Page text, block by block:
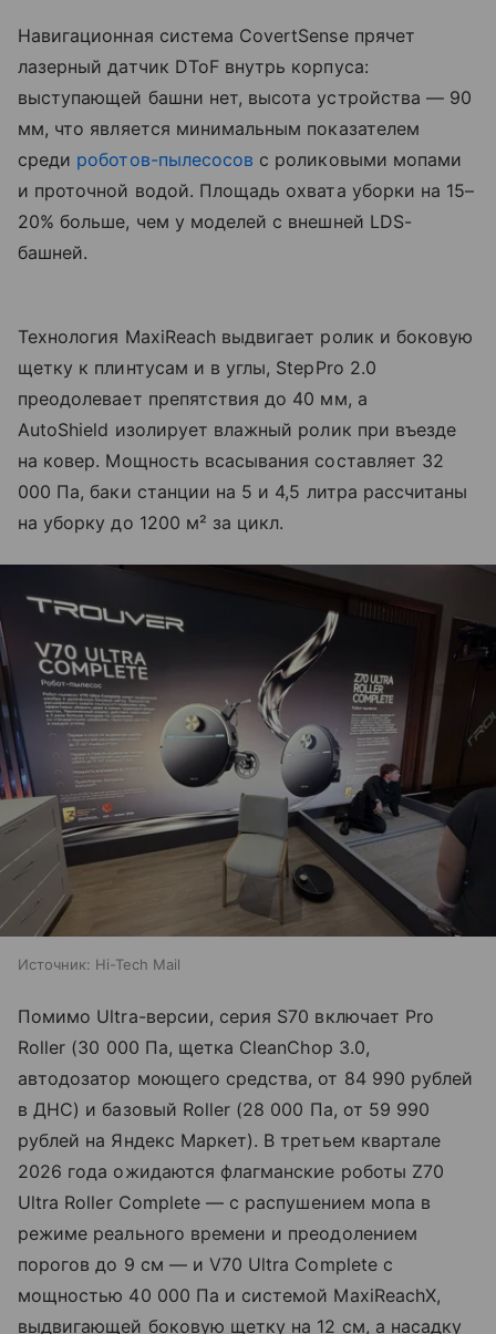
Навигационная система CovertSense прячет
лазерный датчик DToF внутрь корпуса:
выступающей башни нет, высота устройства — 90
мм, что является минимальным показателем
среди роботов-пылесосов с роликовыми мопами
и проточной водой. Площадь охвата уборки на 15–
20% больше, чем у моделей с внешней LDS-
башней.
Технология MaxiReach выдвигает ролик и боковую
щетку к плинтусам и в углы, StepPro 2.0
преодолевает препятствия до 40 мм, а
AutoShield изолирует влажный ролик при въезде
на ковер. Мощность всасывания составляет 32
000 Па, баки станции на 5 и 4,5 литра рассчитаны
на уборку до 1200 м² за цикл.
Источник: Hi-Tech Mail
Помимо Ultra-версии, серия S70 включает Pro
Roller (30 000 Па, щетка CleanChop 3.0,
автодозатор моющего средства, от 84 990 рублей
в ДНС) и базовый Roller (28 000 Па, от 59 990
рублей на Яндекс Маркет). В третьем квартале
2026 года ожидаются флагманские роботы Z70
Ultra Roller Complete — с распушением мопа в
режиме реального времени и преодолением
порогов до 9 см — и V70 Ultra Complete с
мощностью 40 000 Па и системой MaxiReachX,
выдвигающей боковую щетку на 12 см, а насадку